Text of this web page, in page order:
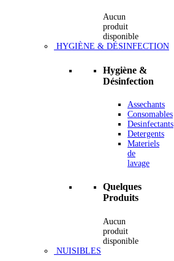
Aucun
produit
disponible
HYGIÈNE & DÉSINFECTION
Hygiène &
Désinfection
Assechants
Consomables
Desinfectants
Detergents
Materiels
de
lavage
Quelques
Produits
Aucun
produit
disponible
NUISIBLES